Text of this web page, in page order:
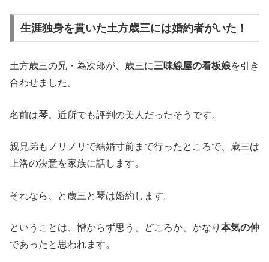
生涯独身を貫いた土方歳三には婚約者がいた！
土方歳三の兄・為次郎が、歳三に三味線屋の看板娘を引き
合わせました。
名前は琴。近所でも評判の美人だったそうです。
親兄弟もノリノリで結婚寸前まで行ったところで、歳三は
上洛の決意を家族に話します。
それなら、と歳三と琴は婚約します。
ということは、憎からず思う、どころか、かなり 本気の仲
であったと思われます。